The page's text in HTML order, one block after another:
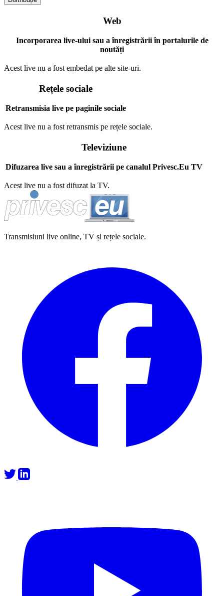
Web
Incorporarea live-ului sau a înregistrării în portalurile de
noutăți
Acest live nu a fost embedat pe alte site-uri.
Rețele sociale
Retransmisia live pe paginile sociale
Acest live nu a fost retransmis pe rețele sociale.
Televiziune
Difuzarea live sau a înregistrării pe canalul Privesc.Eu TV
Acest live nu a fost difuzat la TV.
Transmisiuni live online, TV și rețele sociale.